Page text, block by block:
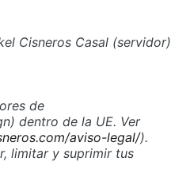
Cisneros Casal (servidor)
de
dentro de la UE. Ver
aviso-legal/).
limitar y suprimir tus